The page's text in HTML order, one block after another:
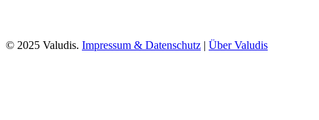
© 2025 Valudis. Impressum & Datenschutz Über Valudis